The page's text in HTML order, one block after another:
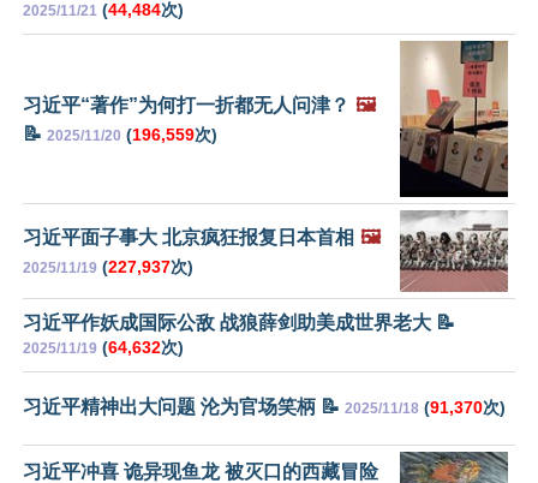
2025/11/21 (44,484次)
习近平“著作”为何打一折都无人问津？ 🖼️
📝 2025/11/20 (196,559次)
习近平面子事大 北京疯狂报复日本首相 🖼️
2025/11/19 (227,937次)
习近平作妖成国际公敌 战狼薛剑助美成世界老大 📝
2025/11/19 (64,632次)
习近平精神出大问题 沦为官场笑柄 📝 2025/11/18 (91,370次)
习近平冲喜 诡异现鱼龙 被灭口的西藏冒险